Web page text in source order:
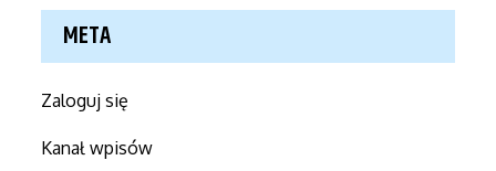
META
Zaloguj się
Kanał wpisów